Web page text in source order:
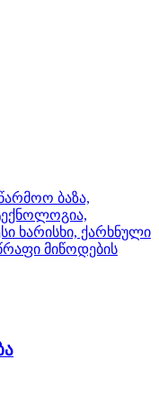
ბაზა,
ხარისხი, ქარხნული
მიწოდების